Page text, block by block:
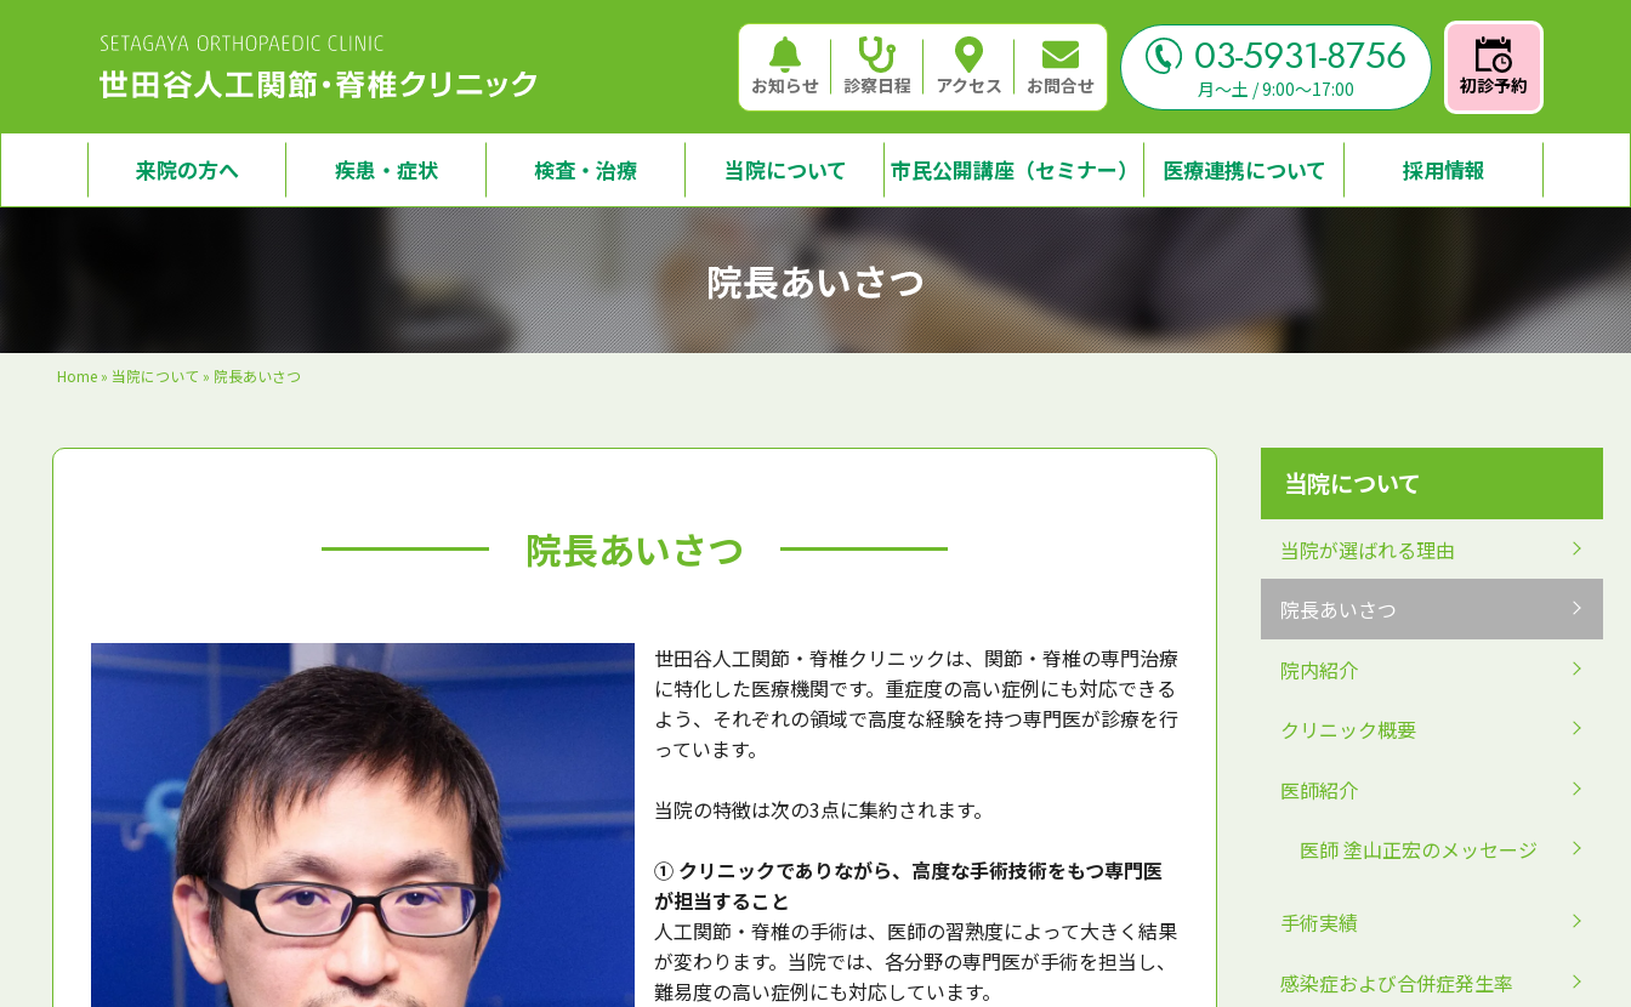
03-5931-8756
月～土 / 9:00～17:00 初診予約
お知らせ 診察日程 アクセス お問合せ
来院の方へ 疾患・症状 検査・治療 当院について 市民公開講座（セミナー） 医療連携について 採用情報
院長あいさつ
Home » 当院について » 院長あいさつ
院長あいさつ
世田谷人工関節・脊椎クリニックは、関節・脊椎の専門治療
に特化した医療機関です。重症度の高い症例にも対応できる
よう、それぞれの領域で高度な経験を持つ専門医が診療を行
っています。
当院の特徴は次の3点に集約されます。
① クリニックでありながら、高度な手術技術をもつ専門医
が担当すること
人工関節・脊椎の手術は、医師の習熟度によって大きく結果
が変わります。当院では、各分野の専門医が手術を担当し、
難易度の高い症例にも対応しています。
当院について
当院が選ばれる理由
院長あいさつ
院内紹介
クリニック概要
医師紹介
医師 塗山正宏のメッセージ
手術実績
感染症および合併症発生率